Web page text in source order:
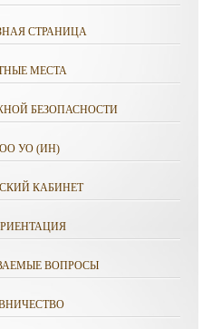
СТРАНИЦА
МЕСТА
БЕЗОПАСНОСТИ
УО (ИН)
КАБИНЕТ
ВОПРОСЫ